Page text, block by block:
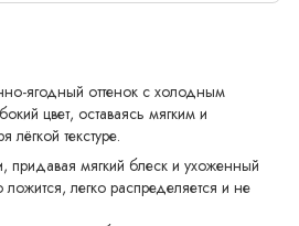
ягодный оттенок с холодным
цвет, оставаясь мягким и
текстуре.
придавая мягкий блеск и ухоженный
легко распределяется и не